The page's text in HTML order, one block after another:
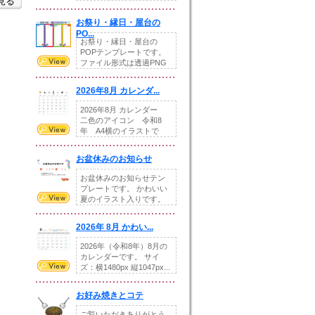
お祭り・縁日・屋台の
PO...
お祭り・縁日・屋台の
POPテンプレートです。
ファイル形式は透過PNG
2026年8月 カレンダ...
2026年8月 カレンダー
二色のアイコン 令和8
年 A4横のイラストで
お盆休みのお知らせ
お盆休みのお知らせテン
プレートです。 かわいい
夏のイラスト入りです。
2026年 8月 かわい...
2026年（令和8年）8月の
カレンダーです。 サイ
ズ：横1480px 縦1047px...
お好み焼きとコテ